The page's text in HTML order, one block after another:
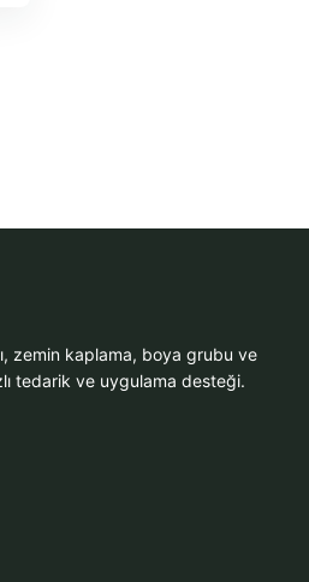
zemin kaplama, boya grubu ve
tedarik ve uygulama desteği.